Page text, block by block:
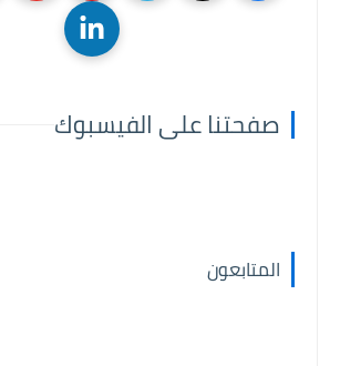
صفحتنا على الفيسبوك
المتابعون